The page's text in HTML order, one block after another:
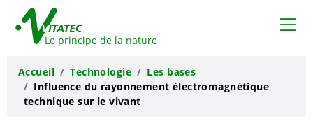
Le principe de la nature
Accueil Technologie
Les bases
Influence du rayonnement électromagnétique
technique sur le vivant